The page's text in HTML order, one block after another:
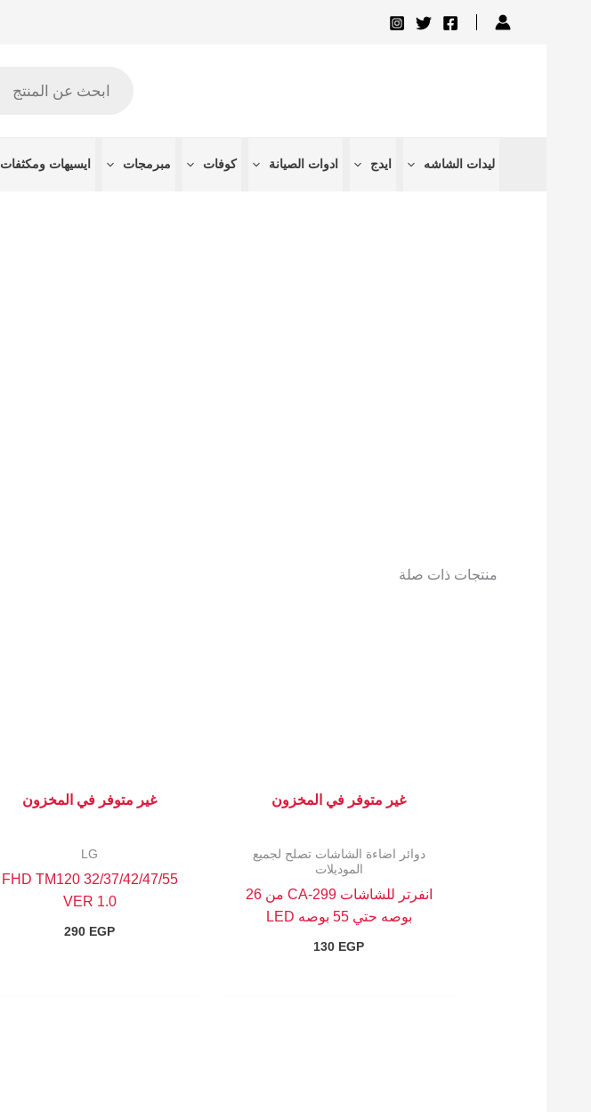
ليدات الشاشه ايدج ادوات الصيانة كوفات مبرمجات ايسيهات ومكثفات
منتجات ذات صلة
غير متوفر في المخزون
دوائر اضاءة الشاشات تصلح لجميع
الموديلات
انفرتر للشاشات CA-299 من 26
بوصه حتي 55 بوصه LED
130 EGP
غير متوفر في المخزون
LG
32/37/42/47/55 FHD TM120
VER 1.0
290 EGP